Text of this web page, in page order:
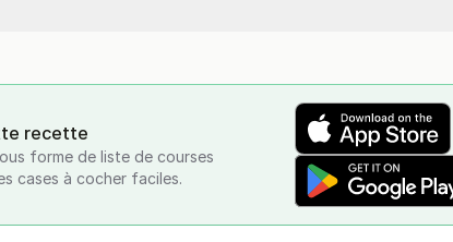
recette
forme de liste de courses
cases à cocher faciles.